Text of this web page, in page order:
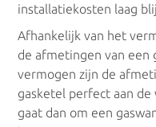
Pelletkachel
Convectoren
installatiekosten laag
Afhankelijk van het
de afmetingen van een
vermogen zijn de
gasketel perfect aan
gaat dan om een